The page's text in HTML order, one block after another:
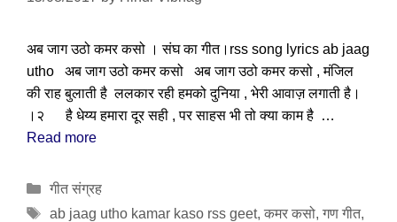
अब जाग उठो कमर कसो । संघ का गीत।rss song lyrics ab jaag
utho अब जाग उठो कमर कसो अब जाग उठो कमर कसो , मंजिल
की राह बुलाती है ललकार रही हमको दुनिया , भेरी आवाज़ लगाती है।
।२ है धेय्य हमारा दूर सही , पर साहस भी तो क्या काम है …
Read more
Categories
गीत संग्रह
Tags
ab jaag utho kamar kaso rss geet, कमर कसो, गण गीत,